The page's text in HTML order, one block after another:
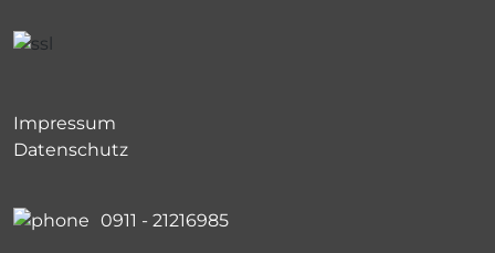
Impressum
Datenschutz
0911 - 21216985